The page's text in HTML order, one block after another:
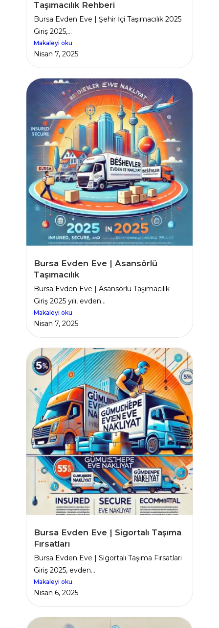
Taşımacılık Rehberi
Bursa Evden Eve | Şehir İçi Taşımacılık 2025
Giriş 2025,...
Makaleyi oku
Nisan 7, 2025
Bursa Evden Eve | Asansörlü
Taşımacılık
Bursa Evden Eve | Asansörlü Taşımacılık
Giriş 2025 yılı, evden...
Makaleyi oku
Nisan 7, 2025
Bursa Evden Eve | Sigortalı Taşıma
Fırsatları
Bursa Evden Eve | Sigortalı Taşıma Fırsatları
Giriş 2025, evden...
Makaleyi oku
Nisan 6, 2025